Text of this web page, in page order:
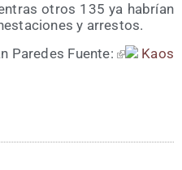
otros 135 ya habrían
y arrestos.
Pare­des Fuen­te:
Kaos